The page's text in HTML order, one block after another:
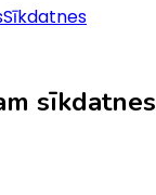
Sīkdatnes
sīkdatnes